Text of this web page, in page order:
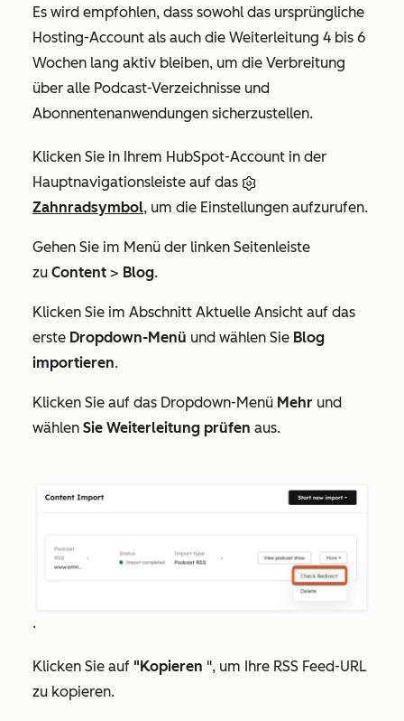
Es wird empfohlen, dass sowohl das ursprüngliche
Hosting-Account als auch die Weiterleitung 4 bis 6
Wochen lang aktiv bleiben, um die Verbreitung
über alle Podcast-Verzeichnisse und
Abonnentenanwendungen sicherzustellen.
Klicken Sie in Ihrem HubSpot-Account in der
Hauptnavigationsleiste auf das
Zahnradsymbol, um die Einstellungen aufzurufen.
Gehen Sie im Menü der linken Seitenleiste
zu Content > Blog.
Klicken Sie im Abschnitt Aktuelle Ansicht auf das
erste Dropdown-Menü und wählen Sie Blog
importieren.
Klicken Sie auf das Dropdown-Menü Mehr und
wählen Sie Weiterleitung prüfen aus.
.
Klicken Sie auf "Kopieren ", um Ihre RSS Feed-URL
zu kopieren.